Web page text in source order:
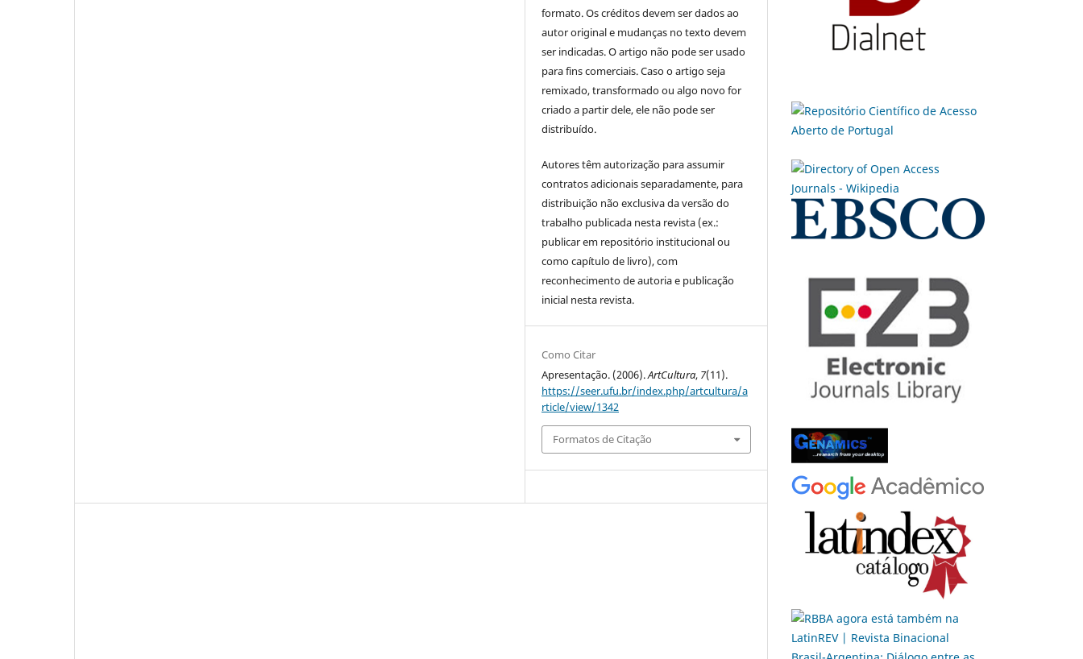
formato. Os créditos devem ser dados ao
autor original e mudanças no texto devem
ser indicadas. O artigo não pode ser usado
para fins comerciais. Caso o artigo seja
remixado, transformado ou algo novo for
criado a partir dele, ele não pode ser
distribuído.
Autores têm autorização para assumir
contratos adicionais separadamente, para
distribuição não exclusiva da versão do
trabalho publicada nesta revista (ex.:
publicar em repositório institucional ou
como capítulo de livro), com
reconhecimento de autoria e publicação
inicial nesta revista.
Como Citar
Apresentação. (2006).ArtCultura, 7(11).
https://seer.ufu.br/index.php/artcultura/a
rticle/view/1342
Formatos de Citação